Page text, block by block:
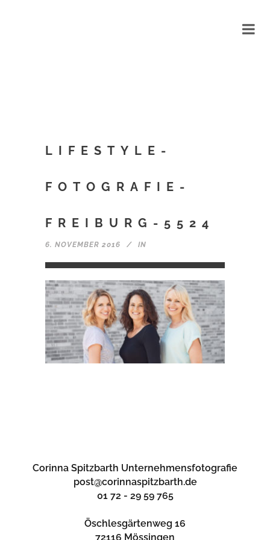
LIFESTYLE-
FOTOGRAFIE-
FREIBURG-5524
6. NOVEMBER 2016 IN
Corinna Spitzbarth Unternehmensfotografie
post@corinnaspitzbarth.de
01 72 - 29 59 765
Öschlesgärtenweg 16
72116 Mössingen